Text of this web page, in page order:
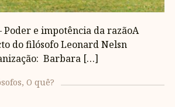
Poder e impotência da razãoA
do filósofo Leonard Nelsn
Barbara […]
O quê?